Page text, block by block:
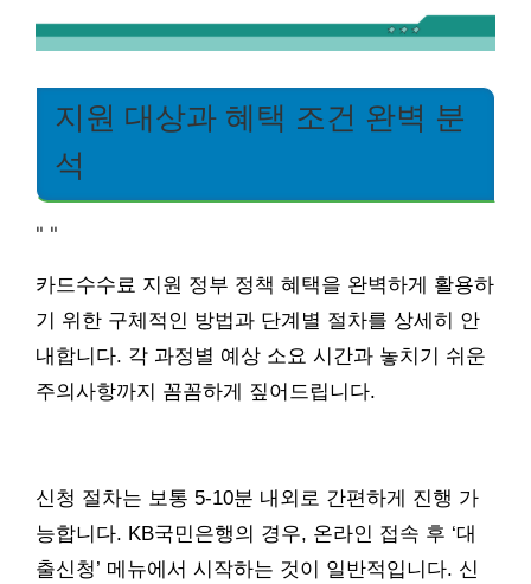
지원 대상과 혜택 조건 완벽 분
석
" "
카드수수료 지원 정부 정책 혜택을 완벽하게 활용하
기 위한 구체적인 방법과 단계별 절차를 상세히 안
내합니다. 각 과정별 예상 소요 시간과 놓치기 쉬운
주의사항까지 꼼꼼하게 짚어드립니다.
신청 절차는 보통 5-10분 내외로 간편하게 진행 가
능합니다. KB국민은행의 경우, 온라인 접속 후 ‘대
출신청’ 메뉴에서 시작하는 것이 일반적입니다. 신